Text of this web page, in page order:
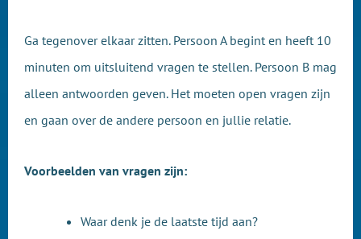
Ga tegenover elkaar zitten. Persoon A begint en heeft 10
minuten om uitsluitend vragen te stellen. Persoon B mag
alleen antwoorden geven. Het moeten open vragen zijn
en gaan over de andere persoon en jullie relatie.
Voorbeelden van vragen zijn:
Waar denk je de laatste tijd aan?